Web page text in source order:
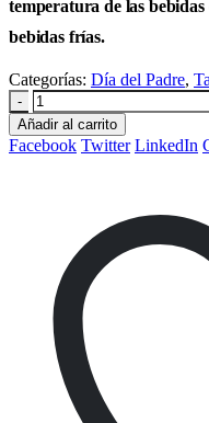
temperatura de las bebidas
bebidas frías.
Categorías: Día del Padre,
-
Añadir al carrito
Facebook Twitter LinkedIn